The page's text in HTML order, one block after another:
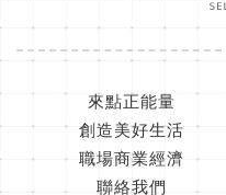
來點正能量
創造美好生活
職場商業經濟
聯絡我們